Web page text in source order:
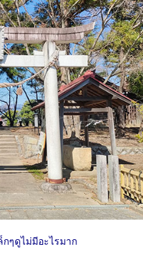
ๆดูไม่มีอะไรมาก